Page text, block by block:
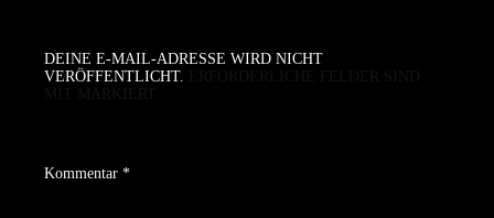
DEINE E-MAIL-ADRESSE WIRD NICHT
VERÖFFENTLICHT.
Kommentar *